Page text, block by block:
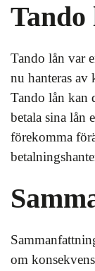
Tando
Tando lån var
nu hanteras av
Tando lån kan
betala sina lån
förekomma
om